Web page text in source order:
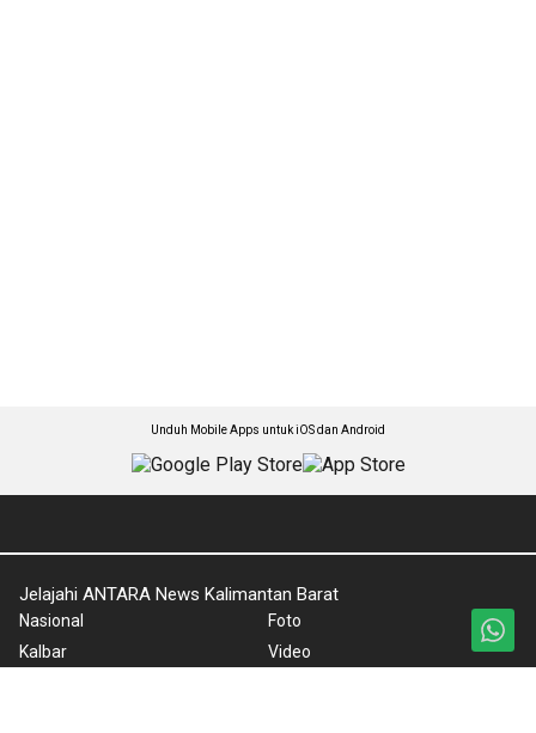
Unduh Mobile Apps untuk iOS dan Android
Jelajahi ANTARA News Kalimantan Barat
Nasional
Kalbar
Foto
Video